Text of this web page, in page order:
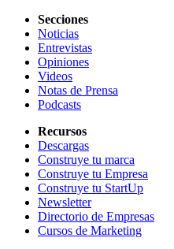
Secciones
Noticias
Entrevistas
Opiniones
Videos
Notas de Prensa
Podcasts
Recursos
Descargas
Construye tu marca
Construye tu Empresa
Construye tu StartUp
Newsletter
Directorio de Empresas
Cursos de Marketing